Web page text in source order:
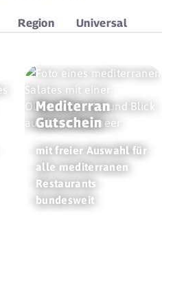
Region Universal
Mediterran
Gutschein
mit freier Auswahl für
alle mediterranen
Restaurants
bundesweit